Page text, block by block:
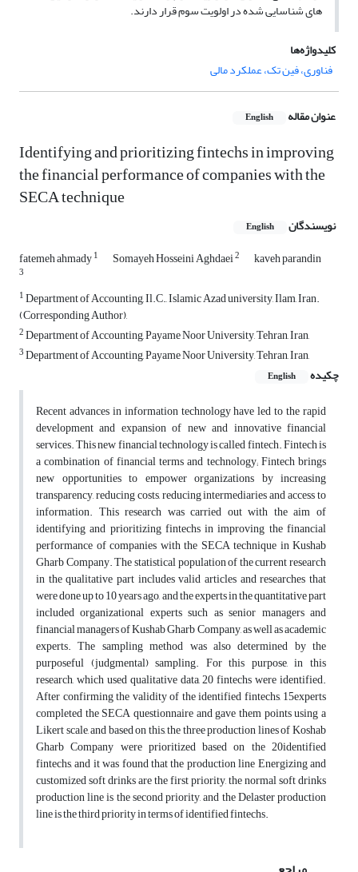
های شناسایی شده در اولویت سوم قرار دارند.
کلیدواژه‌ها
فناوری، فین تک، عملکرد مالی
عنوان مقاله English
Identifying and prioritizing fintechs in improving
the financial performance of companies with the
SECA technique
نویسندگان English
fatemeh ahmady1 Somayeh Hosseini Aghdaei2 kaveh parandin
3
1Department of Accounting, Il.C., Islamic Azad university, Ilam, Iran.
(Corresponding Author),
2Department of Accounting, Payame Noor University, Tehran, Iran,
3Department of Accounting, Payame Noor University, Tehran, Iran,
چکیده
English
Recent advances in information technology have led to the rapid
development and expansion of new and innovative financial
services. This new financial technology is called fintech. Fintech is
a combination of financial terms and technology; Fintech brings
new opportunities to empower organizations by increasing
transparency, reducing costs, reducing intermediaries and access to
information. This research was carried out with the aim of
identifying and prioritizing fintechs in improving the financial
performance of companies with the SECA technique in Kushab
Gharb Company. The statistical population of the current research
in the qualitative part includes valid articles and researches that
were done up to 10 years ago, and the experts in the quantitative part
included organizational experts such as senior managers and
financial managers of Kushab Gharb Company, as well as academic
experts. The sampling method was also determined by the
purposeful (judgmental) sampling. For this purpose, in this
research, which used qualitative data, 20 fintechs were identified.
After confirming the validity of the identified fintechs, 15experts
completed the SECA questionnaire and gave them points using a
Likert scale, and based on this, the three production lines of Koshab
Gharb Company were prioritized based on the 20identified
fintechs, and it was found that the production line Energizing and
customized soft drinks are the first priority, the normal soft drinks
production line is the second priority, and the Delaster production
line is the third priority in terms of identified fintechs.